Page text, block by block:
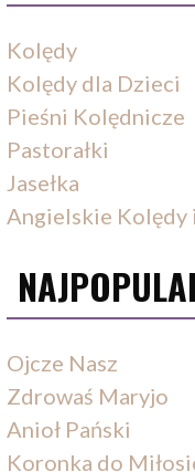
Kolędy
Kolędy dla Dzieci
Pieśni Kolędnicze
Pastorałki
Jasełka
Angielskie Kolędy
Ojcze Nasz
Zdrowaś Maryjo
Anioł Pański
Koronka do